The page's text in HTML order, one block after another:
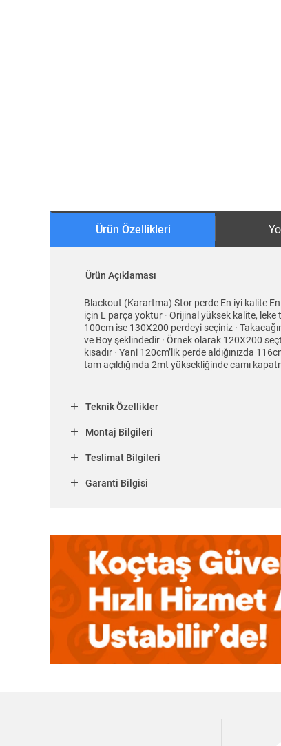
Ürün Özellikleri
Ürün Açıklaması
Blackout (Karartma) Stor perde En iyi kalite
için L parça yoktur · Orijinal yüksek kalite,
100cm ise 130X200 perdeyi seçiniz ·
ve Boy şeklindedir · Örnek olarak 120X200
kısadır · Yani 120cm’lik perde aldığınızda
tam açıldığında 2mt yüksekliğinde camı
Teknik Özellikler
Montaj Bilgileri
Teslimat Bilgileri
Garanti Bilgisi